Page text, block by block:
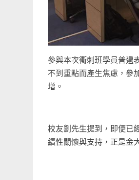
參與本次衝刺班學員普遍
不到重點而產生焦慮，參
增。
校友劉先生提到，即便已
續性關懷與支持，正是金